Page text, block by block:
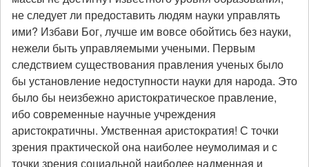
не следует ли предоставить людям науки управлять
ими? Избави Бог, лучше им вовсе обойтись без науки,
нежели быть управляемыми учеными. Первым
следствием существования правления ученых было
бы установление недоступности науки для народа. Это
было бы неизбежно аристократическое правление,
ибо современные научные учреждения
аристократичны. Умственная аристократия! С точки
зрения практической она наиболее неумолимая и с
точки зрения социальной наиболее надменная и